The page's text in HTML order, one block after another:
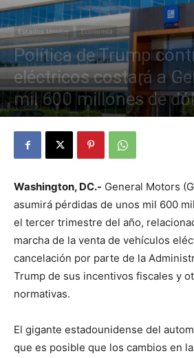
Estados Unidos Economía
Política de Trump
eléctricos costará a
mil 600 millones de
By Julio Valdez - octubre 14, 2025 15
Washington, DC.- General Motors
asumirá pérdidas de unos mil 600
el tercer trimestre del año,
marcha de la venta de vehículos
cancelación por parte de la
Trump de sus incentivos fiscales y
normativas.
El gigante estadounidense del
que es posible que los cambios en